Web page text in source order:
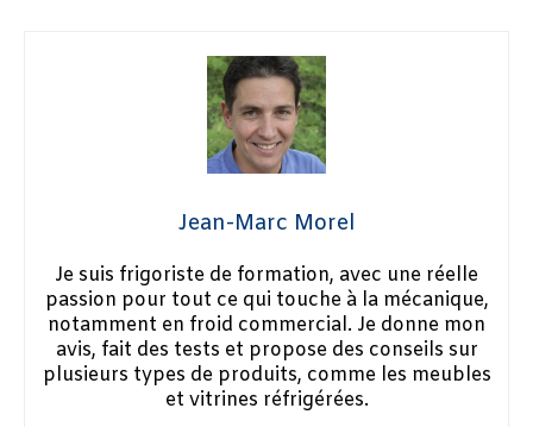
Jean-Marc Morel
Je suis frigoriste de formation, avec une réelle
passion pour tout ce qui touche à la mécanique,
notamment en froid commercial. Je donne mon
avis, fait des tests et propose des conseils sur
plusieurs types de produits, comme les meubles
et vitrines réfrigérées.